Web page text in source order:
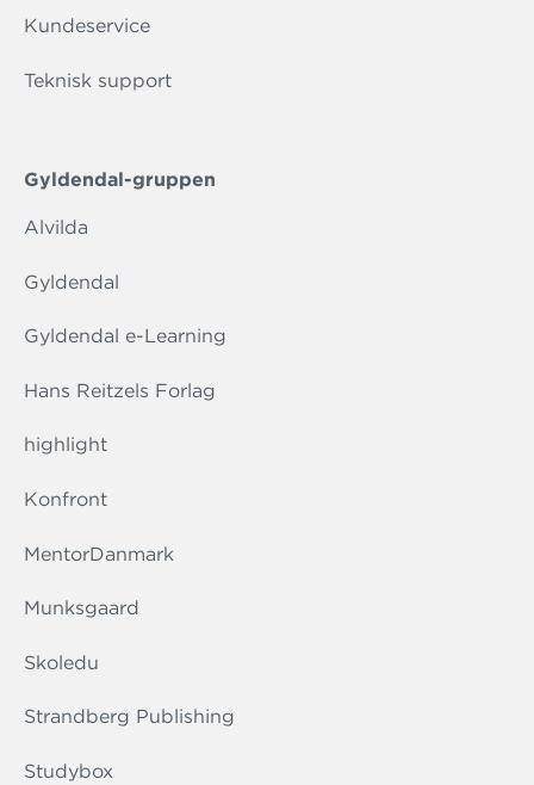
Kundeservice
Teknisk support
Gyldendal-gruppen
Alvilda
Gyldendal
Gyldendal e-Learning
Hans Reitzels Forlag
highlight
Konfront
MentorDanmark
Munksgaard
Skoledu
Strandberg Publishing
Studybox